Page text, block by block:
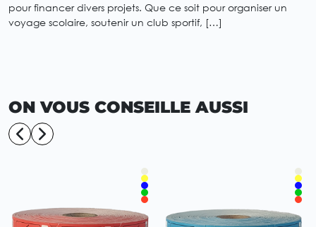
pour financer divers projets. Que ce soit pour organiser un
voyage scolaire, soutenir un club sportif, […]
ON VOUS CONSEILLE AUSSI